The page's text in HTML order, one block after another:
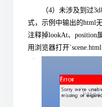
（4）未涉及到过
式，示例中输出的html
注释掉lookAt、position
用浏览器打开